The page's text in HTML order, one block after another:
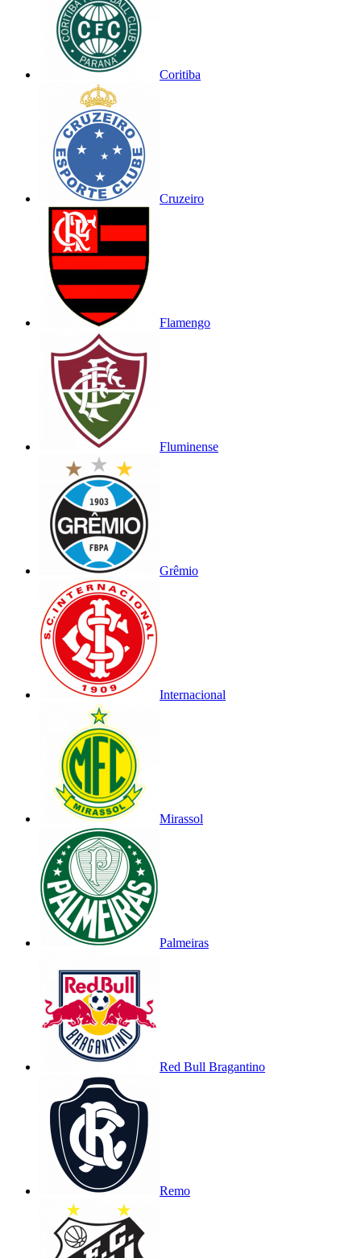
Coritiba
Cruzeiro
Flamengo
Fluminense
Grêmio
Internacional
Mirassol
Palmeiras
Red Bull Bragantino
Remo